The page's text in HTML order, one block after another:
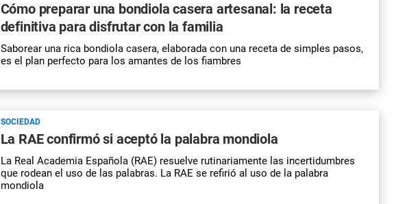
Cómo preparar una bondiola casera artesanal: la receta
definitiva para disfrutar con la familia
Saborear una rica bondiola casera, elaborada con una receta de simples pasos,
es el plan perfecto para los amantes de los fiambres
SOCIEDAD
La RAE confirmó si aceptó la palabra mondiola
La Real Academia Española (RAE) resuelve rutinariamente las incertidumbres
que rodean el uso de las palabras. La RAE se refirió al uso de la palabra
mondiola